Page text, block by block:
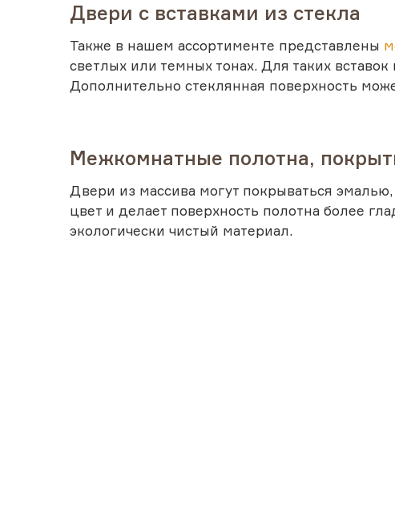
Двери с вставками из стекла
Также в нашем ассортименте представлены
светлых или темных тонах. Для таких
Дополнительно стеклянная поверхность
Межкомнатные полотна,
Двери из массива могут покрываться
цвет и делает поверхность полотна более
экологически чистый материал.